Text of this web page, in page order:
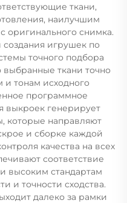
ткани,
наилучшим
оригинального снимка.
создания игрушек по
точного подбора
ткани точно
и тонам исходного
программное
выкроек генерирует
которые направляют
и сборке каждой
качества на всех
соответствие
высоким стандартам
и точности сходства.
далеко за рамки